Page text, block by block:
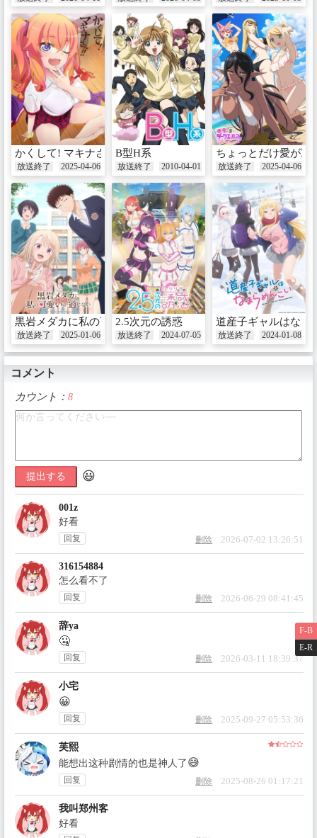
かくして! マキナさん!!
放送終了 2025-04-06
B型H系
放送終了 2010-04-01
ちょっとだけ愛が重
放送終了 2025-04-06
黒岩メダカに私の可愛いが通じない
放送終了 2025-01-06
2.5次元の誘惑
放送終了 2024-07-05
道産子ギャルはなま
放送終了 2024-01-08
コメント
カウント： 8
提出する 😃
001z
好看
回复 删除 2026-07-02 13:26:51
316154884
怎么看不了
回复 删除 2026-06-29 08:41:45
辞ya
🤐
回复 删除 2026-03-11 18:39:37
小宅
😀
回复 删除 2025-09-27 05:53:36
芙熙
能想出这种剧情的也是神人了 😅
回复 删除 2025-08-26 01:17:21
我叫郑州客
好看
F-B
E-R